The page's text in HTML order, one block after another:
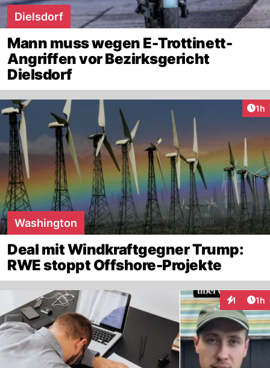
Dielsdorf
Mann muss wegen E-Trottinett-
Angriffen vor Bezirksgericht
Dielsdorf
1h
Washington
Deal mit Windkraftgegner Trump:
RWE stoppt Offshore-Projekte
1 1h